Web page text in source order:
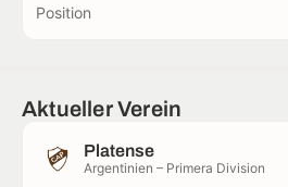
Position
Aktueller Verein
Platense
Argentinien – Primera Division